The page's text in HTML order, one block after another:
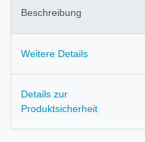
Beschreibung
Weitere Details
Details zur
Produktsicherheit